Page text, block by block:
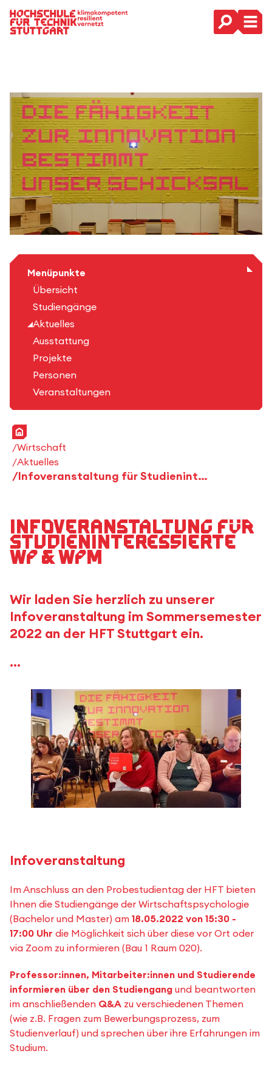
Hauptnavigation
Menüpunkte
Übersicht
Studiengänge
Aktuelles
Ausstattung
Projekte
Personen
Veranstaltungen
Startseite
Wirtschaft
Aktuelles
Infoveranstaltung für Studieninteressierte WP & WPM
Infoveranstaltung für
Studieninteressierte
WP & WPM
Wir laden Sie herzlich zu unserer
Infoveranstaltung im Sommersemester
2022 an der HFT Stuttgart ein.
...
Infoveranstaltung
Im Anschluss an den Probestudientag der HFT bieten
Ihnen die Studiengänge der Wirtschaftspsychologie
(Bachelor und Master) am 18.05.2022 von 15:30 -
17:00 Uhr die Möglichkeit sich über diese vor Ort oder
via Zoom zu informieren (Bau 1 Raum 020).
Professor:innen, Mitarbeiter:innen und Studierende
informieren über den Studiengang und beantworten
im anschließenden Q&A zu verschiedenen Themen
(wie z.B. Fragen zum Bewerbungsprozess, zum
Studienverlauf) und sprechen über ihre Erfahrungen im
Studium.